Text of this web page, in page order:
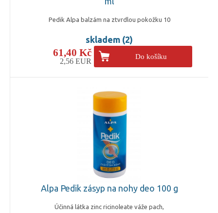
Pedik Alpa balzám na ztvrdlou pokožku 10
skladem (2)
61,40 Kč
2,56 EUR
Do košíku
Alpa Pedik zásyp na nohy deo 100 g
Účinná látka zinc ricinoleate váže pach,